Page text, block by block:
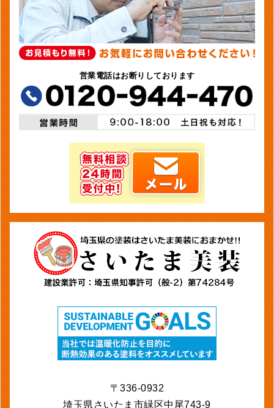
営業電話はお断りしております
〒336-0932
埼玉県さいたま市緑区中尾743-9